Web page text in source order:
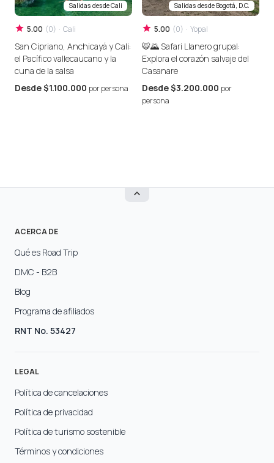
Salidas desdeCali
5.00 (0) · Cali
San Cipriano, Anchicayá y Cali:
el Pacífico vallecaucano y la
cuna de la salsa
Desde$1.100.000 por persona
Salidas desde Bogotá, D.C.
5.00 (0) · Yopal
🐯🌄 Safari Llanero grupal:
Explora el corazón salvaje del
Casanare
Desde$3.200.000 por
persona
ACERCA DE
Qué es Road Trip
DMC - B2B
Blog
Programa de afiliados
RNT No. 53427
LEGAL
Política de cancelaciones
Política de privacidad
Política de turismo sostenible
Términos y condiciones